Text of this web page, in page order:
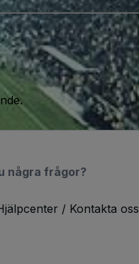
några frågor?
/ Kontakta oss